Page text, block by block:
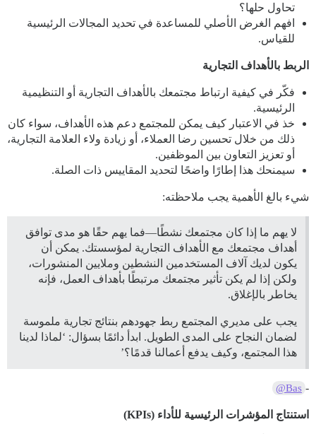
تحاول حلها؟
افهم الغرض الأصلي للمساعدة في تحديد المجالات الرئيسية
للقياس.
الربط بالأهداف التجارية
فكّر في كيفية ارتباط مجتمعك بالأهداف التجارية أو التنظيمية
الرئيسية.
خذ في الاعتبار كيف يمكن للمجتمع دعم هذه الأهداف، سواء كان
ذلك من خلال تحسين رضا العملاء، أو زيادة ولاء العلامة التجارية،
أو تعزيز التعاون بين الموظفين.
سيمنحك هذا إطارًا واضحًا لتحديد المقاييس ذات الصلة.
شيء بالغ الأهمية يجب ملاحظته:
لا يهم ما إذا كان مجتمعك نشطًا—فما يهم حقًا هو مدى توافق
أهداف مجتمعك مع الأهداف التجارية لمؤسستك. يمكن أن
يكون لديك آلاف المستخدمين النشطين وملايين المنشورات،
ولكن إذا لم يكن تأثير مجتمعك مرتبطًا بأهداف العمل، فإنه
يخاطر بالإغلاق.
يجب على مديري المجتمع ربط جهودهم بنتائج تجارية ملموسة
لضمان النجاح على المدى الطويل. ابدأ دائمًا بسؤال: ‘لماذا لدينا
هذا المجتمع، وكيف يدفع أعمالنا قدمًا؟’
-
@Bas
استنتاج المؤشرات الرئيسية للأداء (KPIs)